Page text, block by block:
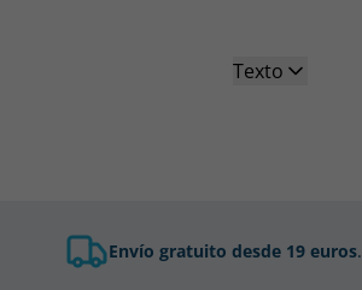
Texto
Envío gratuito desde 19 euros.